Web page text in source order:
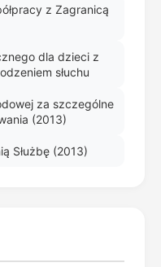
z Zagranicą
dla dzieci z
słuchu
za szczególne
(2013)
Służbę (2013)